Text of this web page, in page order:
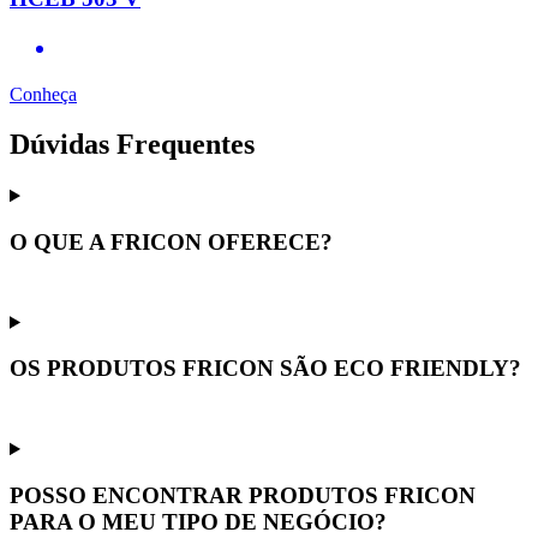
Conheça
Dúvidas Frequentes
O QUE A FRICON OFERECE?
OS PRODUTOS FRICON SÃO ECO FRIENDLY?
POSSO ENCONTRAR PRODUTOS FRICON
PARA O MEU TIPO DE NEGÓCIO?